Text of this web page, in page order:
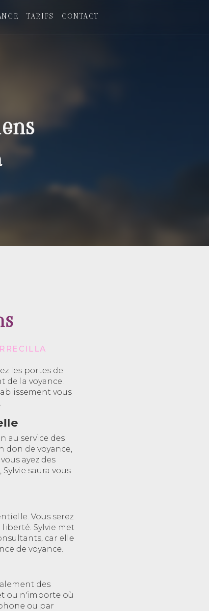
TARIFS CONTACT
les portes de
de la voyance.
vous
au service des
don de voyance,
ayez des
saura vous
Vous serez
Sylvie met
car elle
de voyance.
des
ou n'importe où
ou par